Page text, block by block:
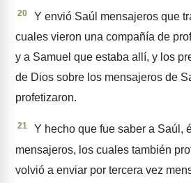
20
Y envió Saúl mensajeros que
cuales vieron una compañía de
y a Samuel que estaba allí, y los
de Dios sobre los mensa­jeros de
profetizaron.
21
Y hecho que fue saber a Saúl,
mensajeros, los cuales también
volvió a enviar por tercera vez